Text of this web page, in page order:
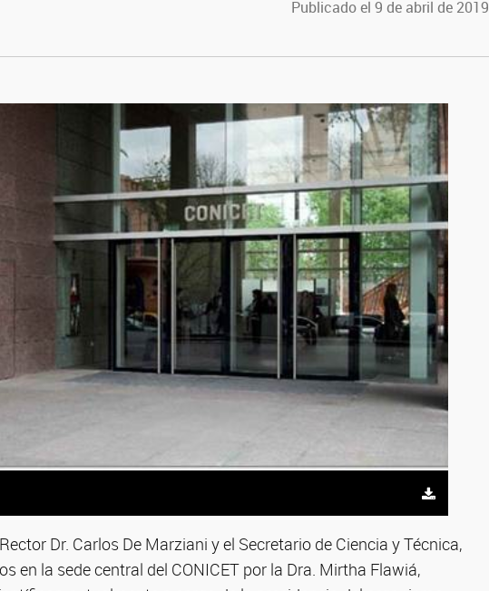
Publicado el 9 de abril de 2019
Dr. Carlos De Marziani y el Secretario de Ciencia y Técnica,
en la sede central del CONICET por la Dra. Mirtha Flawiá,